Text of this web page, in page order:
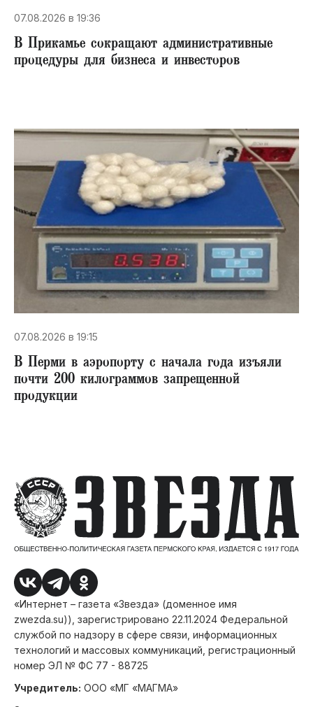
07.08.2026 в 19:36
В Прикамье сокращают административные
процедуры для бизнеса и инвесторов
07.08.2026 в 19:15
В Перми в аэропорту с начала года изъяли
почти 200 килограммов запрещенной
продукции
«Интернет – газета «Звезда» (доменное имя
zwezda.su)), зарегистрировано 22.11.2024 Федеральной
службой по надзору в сфере связи, информационных
технологий и массовых коммуникаций, регистрационный
номер ЭЛ № ФС 77 - 88725
Учредитель: ООО «МГ «МАГМА»